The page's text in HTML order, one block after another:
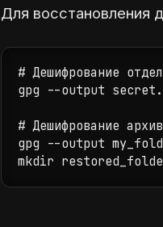
Для восстановления
# Дешифрование
gpg --output
# Дешифрование
gpg --output
mkdir